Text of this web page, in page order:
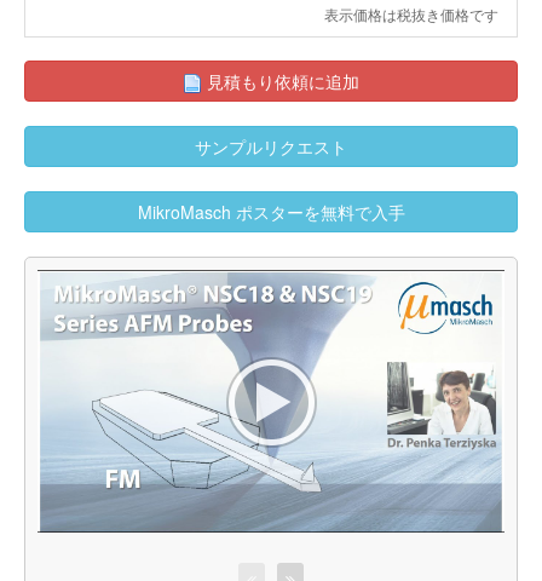
表示価格は税抜き価格です
見積もり依頼に追加
サンプルリクエスト
MikroMasch ポスターを無料で入手